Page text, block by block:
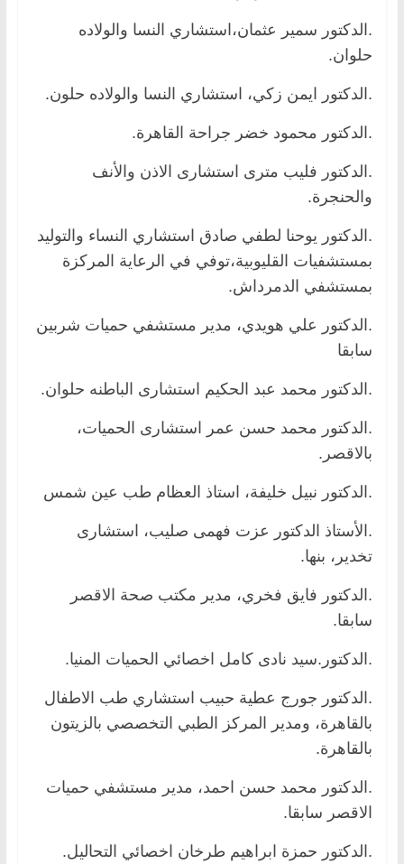
.الدكتور سمير عثمان،استشاري النسا والولاده
حلوان.
.الدكتور ايمن زكي، استشاري النسا والولاده حلون.
.الدكتور محمود خضر جراحة القاهرة.
.الدكتور فليب مترى استشارى الاذن والأنف
والحنجرة.
.الدكتور يوحنا لطفي صادق استشاري النساء والتوليد
بمستشفيات القليوبية،توفي في الرعاية المركزة
بمستشفي الدمرداش.
.الدكتور علي هويدي، مدير مستشفي حميات شربين
سابقا
.الدكتور محمد عبد الحكيم استشارى الباطنه حلوان.
.الدكتور محمد حسن عمر استشارى الحميات،
بالاقصر.
.الدكتور نبيل خليفة، استاذ العظام طب عين شمس
.الأستاذ الدكتور عزت فهمى صليب، استشارى
تخدير، بنها.
.الدكتور فايق فخري، مدير مكتب صحة الاقصر
سابقا.
.الدكتور.سيد نادى كامل اخصائي الحميات المنيا.
.الدكتور جورج عطية حبيب استشاري طب الاطفال
بالقاهرة، ومدير المركز الطبي التخصصي بالزيتون
بالقاهرة.
.الدكتور محمد حسن احمد، مدير مستشفي حميات
الاقصر سابقا.
.الدكتور حمزة ابراهيم طرخان اخصائي التحاليل.